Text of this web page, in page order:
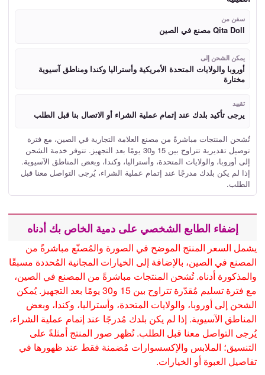
سفن من
Qita Doll مصنع في الصين
يمكن الشحن إلى
أوروبا والولايات المتحدة الأمريكية وأستراليا وكندا ومناطق آسيوية
مختارة
تقييد
يرجى تأكيد بلدك عند إتمام عملية الشراء أو الاتصال بنا قبل الطلب
تُشحن المنتجات مباشرةً من مصنع العلامة التجارية في الصين، مع فترة
توصيل تقديرية تتراوح بين 15 و30 يومًا بعد التجهيز. تتوفر خدمة الشحن
إلى أوروبا، والولايات المتحدة، وأستراليا، وكندا، وبعض المناطق الآسيوية.
إذا لم يكن بلدك مدرجًا عند إتمام عملية الشراء، يُرجى التواصل معنا قبل
الطلب.
إضفاء الطابع الشخصي على دمية الخاص بك أدناه
يشمل السعر المنتج الموضح في الصورة والمُصنّع مباشرةً من
المصنع في الصين، بالإضافة إلى الخيارات المجانية المُحددة مسبقًا
والمذكورة أدناه. تُشحن المنتجات مباشرةً من المصنع في الصين،
مع فترة تسليم مُقدّرة تتراوح بين 15 و30 يومًا بعد التجهيز. يُمكن
الشحن إلى أوروبا، والولايات المتحدة، وأستراليا، وكندا، وبعض
المناطق الآسيوية. إذا لم يكن بلدك مُدرجًا عند إتمام عملية الشراء،
يُرجى التواصل معنا قبل الطلب. تُظهر صور المنتج أمثلةً على
التنسيق؛ الملابس والإكسسوارات مُضمنة فقط عند ظهورها في
تفاصيل العبوة أو الخيارات.